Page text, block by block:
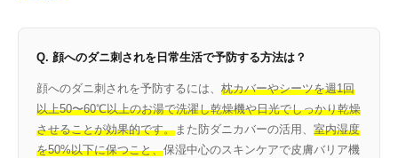
Q. 顔へのダニ刺されを日常生活で予防する方法は？
顔へのダニ刺されを予防するには、 枕カバーやシーツを週1回
以上50〜60℃以上のお湯で洗濯し乾燥機や日光でしっかり乾燥
させることが効果的です。 また防ダニカバーの活用、 室内湿度
を50%以下に保つこと、保湿中心のスキンケアで皮膚バリア機